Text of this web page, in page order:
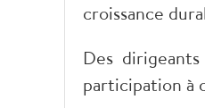
croissance
Des
participation à